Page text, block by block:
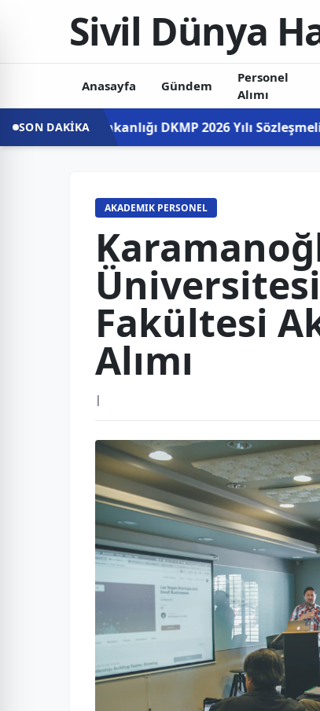
Sivil Dünya
Anasayfa Gündem
Personel
Alımı
SON DAKİKADKMP 2026 Yılı Sözleşmeli Personel
AKADEMIK PERSONEL
Fakültesi
Alımı
|